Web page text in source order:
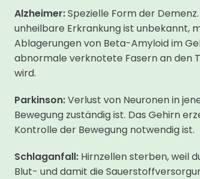
Alzheimer:Spezielle Form der
unheilbare Erkrankung ist unbekannt,
Ablagerungen von Beta-Amyloid im
abnormale verknotete Fasern an den
wird.
Parkinson:Verlust von Neuronen in
Bewegung zuständig ist. Das Gehirn
Kontrolle der Bewegung notwendig ist.
Schlaganfall: Hirnzellen sterben, weil
Blut- und damit die